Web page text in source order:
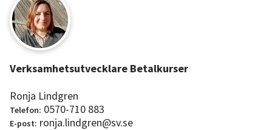
Verksamhetsutvecklare Betalkurser
Ronja Lindgren
Telefon: 0570-710 883
E-post: ronja.lindgren@sv.se